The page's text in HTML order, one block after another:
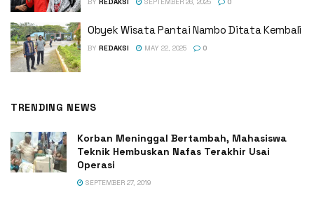
BY REDAKSI SEPTEMBER 26, 2025 0
Obyek Wisata Pantai Nambo Ditata Kembali
BY REDAKSI MAY 22, 2025 0
TRENDING NEWS
Korban Meninggal Bertambah, Mahasiswa
Teknik Hembuskan Nafas Terakhir Usai
Operasi
SEPTEMBER 27, 2019